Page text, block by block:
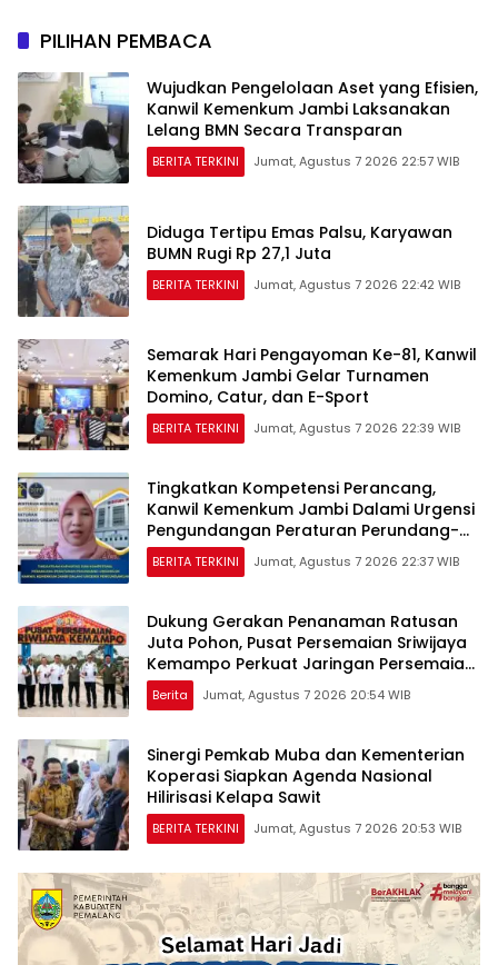
Perkuat Jaringan
Persemaian Nasional*
PILIHAN PEMBACA
Wujudkan Pengelolaan Aset yang Efisien,
Kanwil Kemenkum Jambi Laksanakan
Lelang BMN Secara Transparan
BERITA TERKINI Jumat, Agustus 7 2026 22:57 WIB
Diduga Tertipu Emas Palsu, Karyawan
BUMN Rugi Rp 27,1 Juta
BERITA TERKINI Jumat, Agustus 7 2026 22:42 WIB
Semarak Hari Pengayoman Ke-81, Kanwil
Kemenkum Jambi Gelar Turnamen
Domino, Catur, dan E-Sport
BERITA TERKINI Jumat, Agustus 7 2026 22:39 WIB
Tingkatkan Kompetensi Perancang,
Kanwil Kemenkum Jambi Dalami Urgensi
Pengundangan Peraturan Perundang-
undangan
BERITA TERKINI Jumat, Agustus 7 2026 22:37 WIB
Dukung Gerakan Penanaman Ratusan
Juta Pohon, Pusat Persemaian Sriwijaya
Kemampo Perkuat Jaringan Persemaian
Nasional*
Berita Jumat, Agustus 7 2026 20:54 WIB
Sinergi Pemkab Muba dan Kementerian
Koperasi Siapkan Agenda Nasional
Hilirisasi Kelapa Sawit
BERITA TERKINI Jumat, Agustus 7 2026 20:53 WIB